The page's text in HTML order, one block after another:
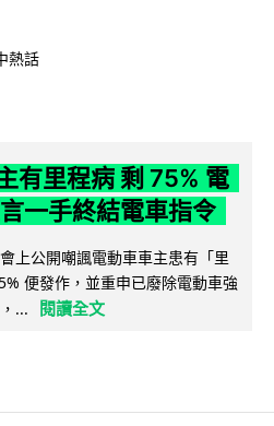
熱話
有里程病 剩 75% 電
一手終結電車指令
上公開嘲諷電動車車主患有「里
便發作，並重申已廢除電動車強
...
閱讀全文